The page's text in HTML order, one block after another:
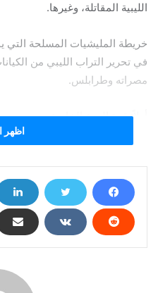
الليبية المقاتلة، وغيرها.
خريطة المليشيات المسلحة التي
في تحرير التراب الليبي من
مصراته وطرابلس.
أولاً: قوة الردع الخاصة
ويقودها الإرهابي عبد الرؤوف
حركة النهضة التونسية، وتتخذ
مقرا لها وتورطت في تهريب السلاح
اظهر